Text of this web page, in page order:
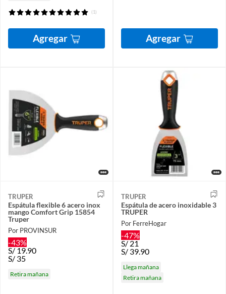
(1)
Agregar Agregar
TRUPER
Espátula flexible 6 acero inox
mango Comfort Grip 15854
Truper
Por PROVINSUR
-43%
S/19.90
S/ 35
Retira mañana
TRUPER
Espátula de acero inoxidable 3
TRUPER
Por FerreHogar
-47%
S/21
S/ 39.90
Llega mañana
Retira mañana